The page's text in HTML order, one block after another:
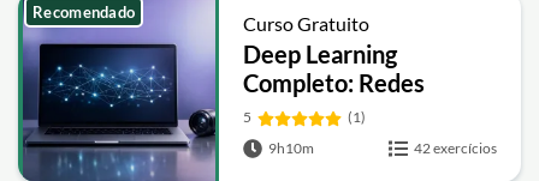
Curso Gratuito
Deep Learning
Completo: Redes
Neurais, CNNs, RNNs e
PLN
5
(1)
9h10m
42 exercícios
Recomendado